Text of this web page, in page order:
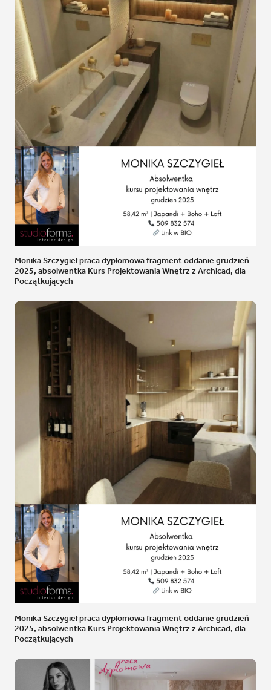
Monika Szczygieł praca dyplomowa fragment oddanie grudzień
2025, absolwentka Kurs Projektowania Wnętrz z Archicad, dla
Początkujących
Monika Szczygieł praca dyplomowa fragment oddanie grudzień
2025, absolwentka Kurs Projektowania Wnętrz z Archicad, dla
Początkujących